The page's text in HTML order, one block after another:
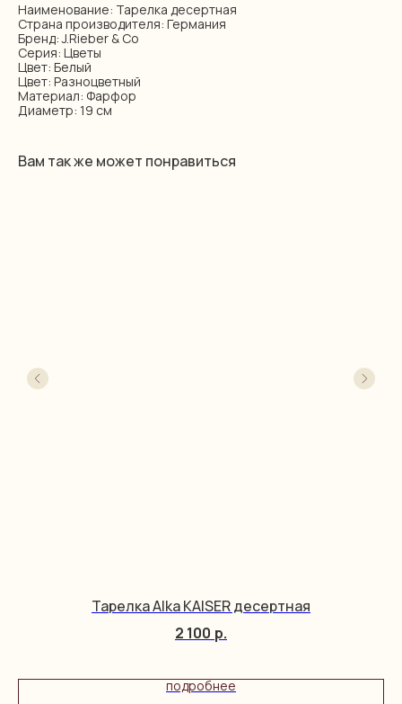
Наименование: Тарелка десертная
Страна производителя: Германия
Бренд: J.Rieber & Co
Серия: Цветы
Цвет: Белый
Цвет: Разноцветный
Материал: Фарфор
Диаметр: 19 см
Вам так же может понравиться
Тарелка Alka KAISER десертная
2 100 р.
подробнее